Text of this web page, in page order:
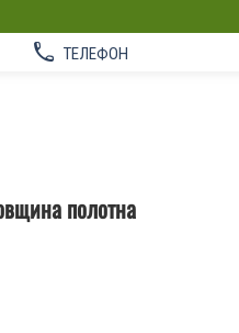
ТЕЛЕФОН
полотна